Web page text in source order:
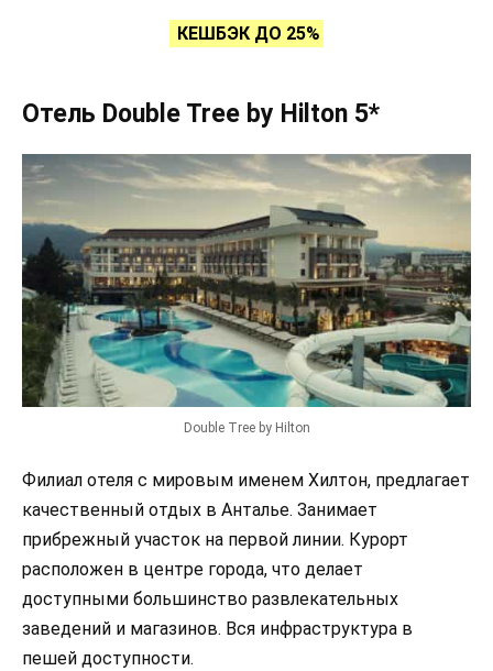
КЕШБЭК ДО 25%
Отель Double Tree by Hilton 5*
Double Tree by Hilton
Филиал отеля с мировым именем Хилтон, предлагает
качественный отдых в Анталье. Занимает
прибрежный участок на первой линии. Курорт
расположен в центре города, что делает
доступными большинство развлекательных
заведений и магазинов. Вся инфраструктура в
пешей доступности.